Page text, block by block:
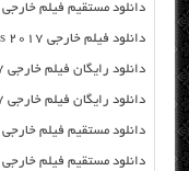
دانلود مستقیم فیلم خارجی Running Wild 2017 از سرور سایت
دانلود فیلم خارجی Rings 2017 از سرور سایت
دانلود رایگان فیلم خارجی Dunkirk 2017 با لینک مستقیم
دانلود رایگان فیلم خارجی Eloise 2017 با لینک مستقیم
دانلود مستقیم فیلم خارجی Essex Heist 2017 از سرور سایت
دانلود مستقیم فیلم خارجی Get the Girl 2017 از سرور سایت